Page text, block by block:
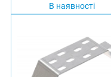
В наявності